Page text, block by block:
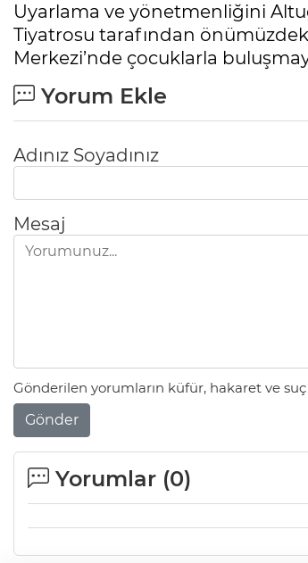
Uyarlama ve yönetmenliğini
Tiyatrosu tarafından
Merkezi’nde çocuklarla
Yorum Ekle
Adınız Soyadınız
Mesaj
Gönderilen yorumların küfür, hakaret ve
Gönder
Yorumlar (0)